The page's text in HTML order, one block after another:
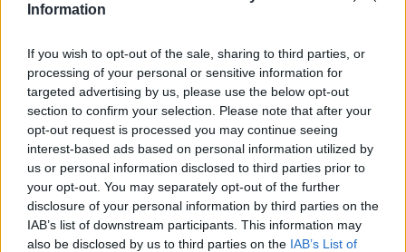
Information
If you wish to opt-out of the sale, sharing to third parties, or
processing of your personal or sensitive information for
targeted advertising by us, please use the below opt-out
section to confirm your selection. Please note that after your
opt-out request is processed you may continue seeing
interest-based ads based on personal information utilized by
us or personal information disclosed to third parties prior to
your opt-out. You may separately opt-out of the further
disclosure of your personal information by third parties on the
IAB’s list of downstream participants. This information may
also be disclosed by us to third parties on the IAB’s List of
EXTRA